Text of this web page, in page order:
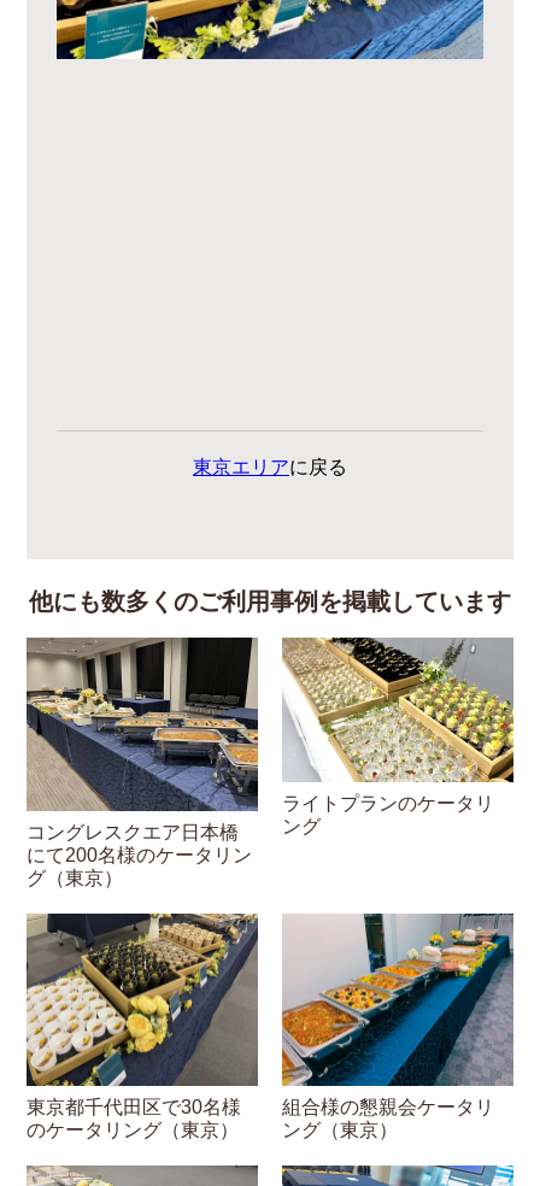
東京エリアに戻る
他にも数多くのご利用事例を掲載しています
コングレスクエア日本橋
にて200名様のケータリン
グ（東京）
ライトプランのケータリ
ング
東京都千代田区で30名様
のケータリング（東京）
組合様の懇親会ケータリ
ング（東京）